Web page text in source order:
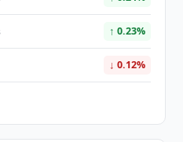
↑ 0.23%
↓ 0.12%